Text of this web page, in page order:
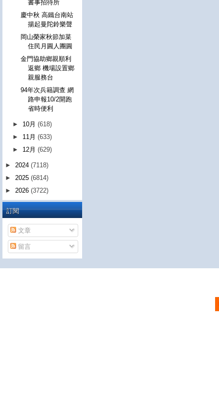
書事招待所
慶中秋 高鐵台南站
揚起曼陀鈴樂聲
岡山榮家秋節加菜
住民月圓人團圓
金門協助鄉親順利
返鄉 機場設置鄉
親服務台
94年次兵籍調查 網
路申報10/2開跑
省時便利
► 10月(618)
► 11月(633)
► 12月(629)
► 2024 (7118)
► 2025 (6814)
► 2026 (3722)
訂閱
文章
留言